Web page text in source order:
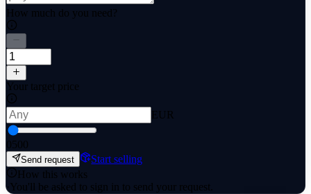
How much do you need?
Your target price
EUR
0500
Send request
Start selling
How this works
·You'll be asked to sign in to send your request.